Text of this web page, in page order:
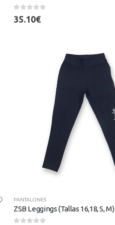
0out of 5
35.10€
PANTALONES
ZSB Leggings (Tallas 16,18, S, M)